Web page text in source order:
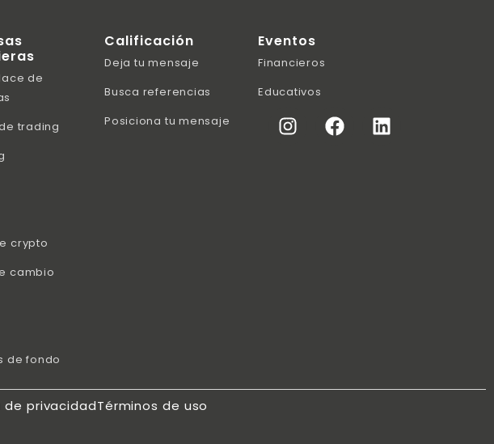
de
trading
crypto
cambio
de fondo
Calificación
Deja tu mensaje
Busca referencias
Posiciona tu mensaje
Eventos
Financieros
Educativos
de privacidadTérminos de uso